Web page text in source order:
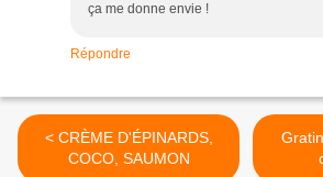
ça me donne envie !
Répondre
< CRÈME D'ÉPINARDS,
COCO, SAUMON